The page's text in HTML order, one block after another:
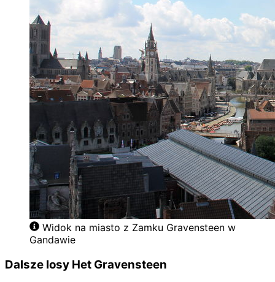
Widok na miasto z Zamku Gravensteen w
Gandawie
Dalsze losy Het Gravensteen